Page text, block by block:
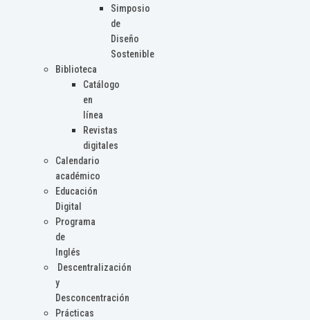
Simposio
de
Diseño
Sostenible
Biblioteca
Catálogo
en
línea
Revistas
digitales
Calendario
académico
Educación
Digital
Programa
de
Inglés
Descentralización
y
Desconcentración
Prácticas